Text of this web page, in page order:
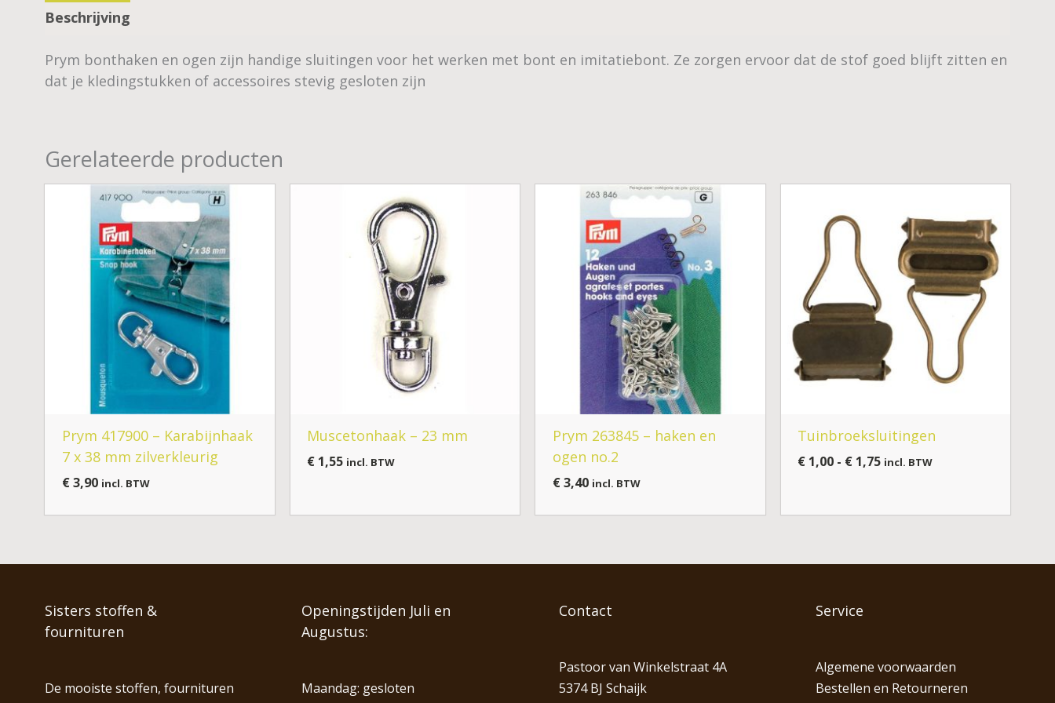
Beschrijving
Prym bonthaken en ogen zijn handige sluitingen voor het werken met bont en imitatiebont. Ze zorgen ervoor dat de stof goed blijft zitten en
dat je kledingstukken of accessoires stevig gesloten zijn
Gerelateerde producten
Prym 417900 – Karabijnhaak
7 x 38 mm zilverkleurig
€3,90 incl. BTW
Muscetonhaak – 23 mm
€ 1,55 incl. BTW
Prym 263845 – haken en
ogen no.2
€3,40 incl. BTW
Tuinbroeksluitingen
€ 1,00 - € 1,75
tot
€ 1,75
incl. BTW
Sisters stoffen &
fournituren
De mooiste stoffen, fournituren
Openingstijden Juli en
Augustus:
Maandag: gesloten
Contact
Pastoor van Winkelstraat 4A
5374 BJ Schaijk
Service
Algemene voorwaarden
Bestellen en Retourneren